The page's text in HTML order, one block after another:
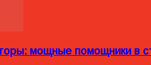
мощные помощники в